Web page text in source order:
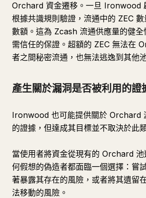
Orchard 資金遷移。一旦 Ironwood
根據共識規則驗證，流通中的 ZEC
數額。這為 Zcash 流通供應量的健全
需信任的保證。超額的 ZEC 無法在
者之間秘密流通，也無法逃逸到其他
產生關於漏洞是否被利用的證
Ironwood 也可能提供關於 Orchard
的證據，但達成其目標並不取決於此
當使用者將資金從現有的 Orchard
何假想的偽造者都面臨一個選擇：嘗
著暴露其存在的風險，或者將其遺留
法移動的風險。